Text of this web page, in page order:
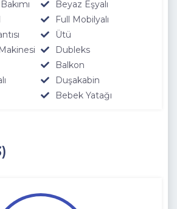
Beyaz Eşyalı
Full Mobilyalı
Ütü
Dubleks
Balkon
Duşakabin
Bebek Yatağı